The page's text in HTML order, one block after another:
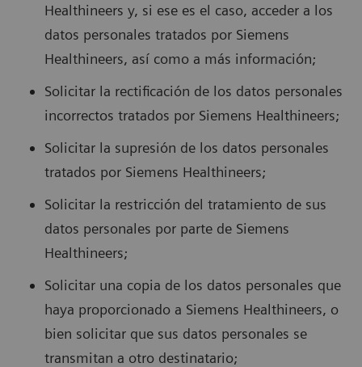
Healthineers y, si ese es el caso, acceder a los
datos personales tratados por Siemens
Healthineers, así como a más información;
Solicitar la rectificación de los datos personales
incorrectos tratados por Siemens Healthineers;
Solicitar la supresión de los datos personales
tratados por Siemens Healthineers;
Solicitar la restricción del tratamiento de sus
datos personales por parte de Siemens
Healthineers;
Solicitar una copia de los datos personales que
haya proporcionado a Siemens Healthineers, o
bien solicitar que sus datos personales se
transmitan a otro destinatario;